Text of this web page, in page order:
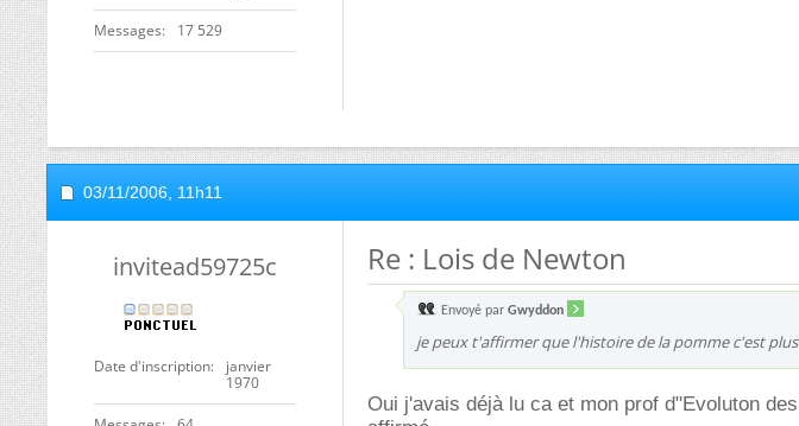
Messages 17 529
03/11/2006, 11h11
invitead59725c
Date d'inscription
janvier
1970
Re : Lois de Newton
Envoyé par Gwyddon
je peux t'affirmer que l'histoire de la pomme c'est
Oui j'avais déjà lu ca et mon prof d"Evoluton